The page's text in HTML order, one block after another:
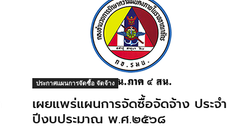
ประกาศแผนการจัดซื้อ จัดจ้าง
เผยแพร่แผนการจัดซื้อจัดจ้าง ประจำ
ปีงบประมาณ พ.ศ.๒๕๖๘